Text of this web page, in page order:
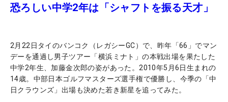
恐ろしい中学2年は「シャフトを振る天才」
2月22日タイのバンコク（レガシーGC）で、昨年「66」でマン
デーを通過し男子ツアー「横浜ミナト」の本戦出場を果たした
中学2年生、加藤金次郎の姿があった。2010年5月6日生まれの
14歳。中部日本ゴルフマスターズ選手権で優勝し、今季の「中
日クラウンズ」出場も決めた若き新星を追ってみた。